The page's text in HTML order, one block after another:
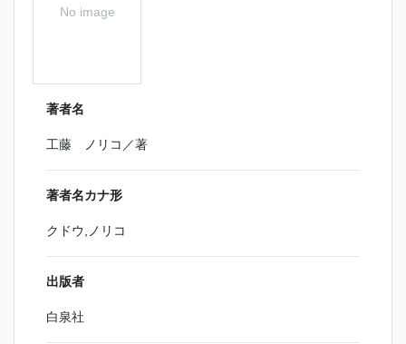
No image
著者名
工藤 ノリコ／著
著者名カナ形
クドウ,ノリコ
出版者
白泉社